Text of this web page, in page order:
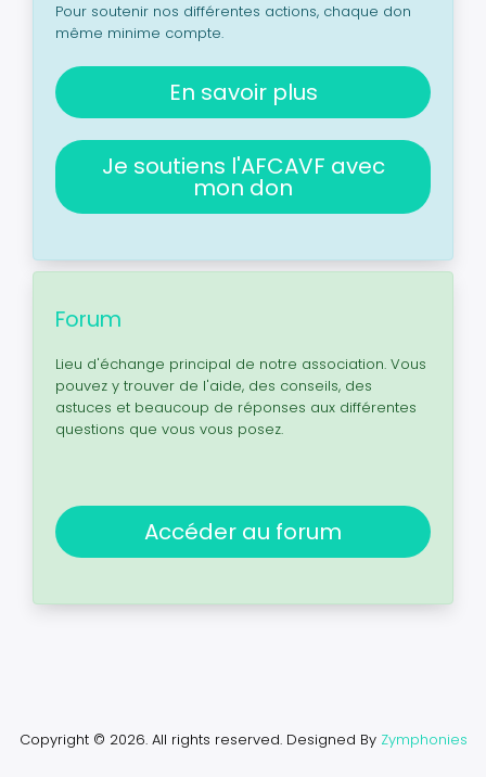
Pour soutenir nos différentes actions, chaque don
même minime compte.
En savoir plus
Je soutiens l'AFCAVF avec
mon don
Forum
Lieu d'échange principal de notre association. Vous
pouvez y trouver de l'aide, des conseils, des
astuces et beaucoup de réponses aux différentes
questions que vous vous posez.
Accéder au forum
Copyright © 2026. All rights reserved. Designed By Zymphonies